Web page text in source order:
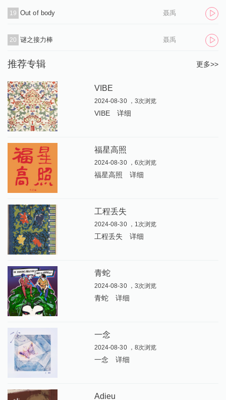
19 Out of body 聂禹
20 谜之接力棒 聂禹
推荐专辑 更多>>
VIBE
2024-08-30 ，3次浏览
VIBE 详细
福星高照
2024-08-30 ，6次浏览
福星高照 详细
工程丢失
2024-08-30 ，1次浏览
工程丢失 详细
青蛇
2024-08-30 ，3次浏览
青蛇 详细
一念
2024-08-30 ，8次浏览
一念 详细
Adieu